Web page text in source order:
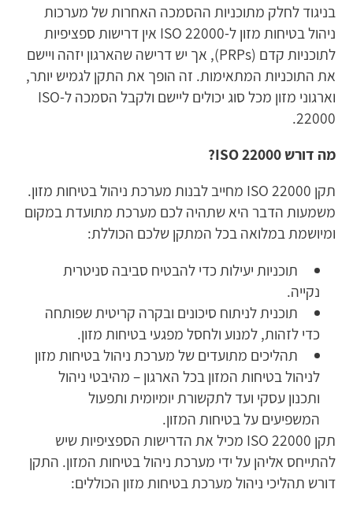
בניגוד לחלק מתוכניות ההסמכה האחרות של מערכות
ניהול בטיחות מזון ל-ISO 22000 אין דרישות ספציפיות
לתוכניות קדם (PRPs), אך יש דרישה שהארגון יזהה ויישם
את התוכניות המתאימות. זה הופך את התקן לגמיש יותר,
וארגוני מזון מכל סוג יכולים ליישם ולקבל הסמכה ל-ISO
22000.
מה דורשISO 22000
?
תקן ISO 22000 מחייב לבנות מערכת ניהול בטיחות מזון.
משמעות הדבר היא שתהיה לכם מערכת מתועדת במקום
ומיושמת במלואה בכל המתקן שלכם הכוללת:
תוכניות יעילות כדי להבטיח סביבה סניטרית
נקייה.
תוכנית לניתוח סיכונים ובקרה קריטית שפותחה
כדי לזהות, למנוע ולחסל מפגעי בטיחות מזון.
תהליכים מתועדים של מערכת ניהול בטיחות מזון
לניהול בטיחות המזון בכל הארגון – מהיבטי ניהול
ותכנון עסקי ועד לתקשורת יומיומית ותפעול
המשפיעים על בטיחות המזון.
תקן ISO 22000 מכיל את הדרישות הספציפיות שיש
להתייחס אליהן על ידי מערכת ניהול בטיחות המזון. התקן
דורש תהליכי ניהול מערכת בטיחות מזון הכוללים: